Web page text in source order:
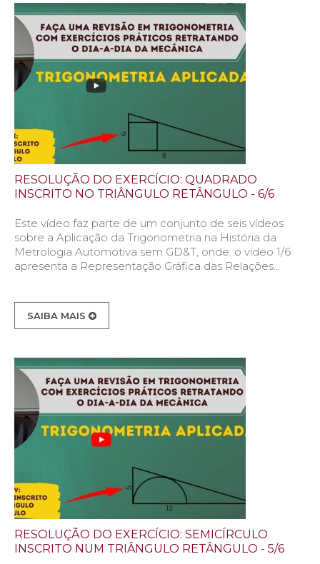
RESOLUÇÃO DO EXERCÍCIO: QUADRADO
INSCRITO NO TRIÂNGULO RETÂNGULO - 6/6
Este vídeo faz parte de um conjunto de seis vídeos
sobre a Aplicação da Trigonometria na História da
Metrologia Automotiva sem GD&T, onde: o vídeo 1/6
apresenta a Representação Gráfica das Relações...
SAIBA MAIS
RESOLUÇÃO DO EXERCÍCIO: SEMICÍRCULO
INSCRITO NUM TRIÂNGULO RETÂNGULO - 5/6